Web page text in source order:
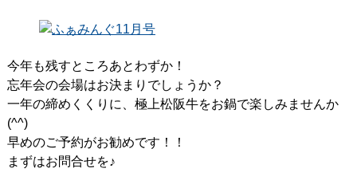
今年も残すところあとわずか！
忘年会の会場はお決まりでしょうか？
一年の締めくくりに、極上松阪牛をお鍋で楽しみませんか
(^^)
早めのご予約がお勧めです！！
まずはお問合せを♪